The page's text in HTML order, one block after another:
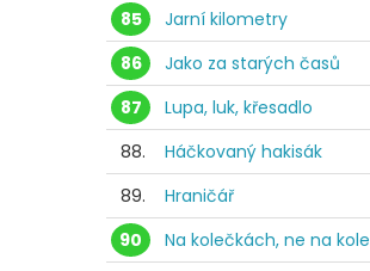
85
Jarní kilometry
86
Jako za starých časů
87
Lupa, luk, křesadlo
88.
Háčkovaný hakisák
89.
Hraničář
90
Na kolečkách, ne na kole